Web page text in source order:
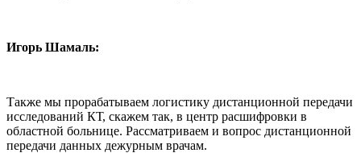
Игорь Шамаль:
Также мы прорабатываем логистику дистанционной передачи
исследований КТ, скажем так, в центр расшифровки в
областной больнице. Рассматриваем и вопрос дистанционной
передачи данных дежурным врачам.